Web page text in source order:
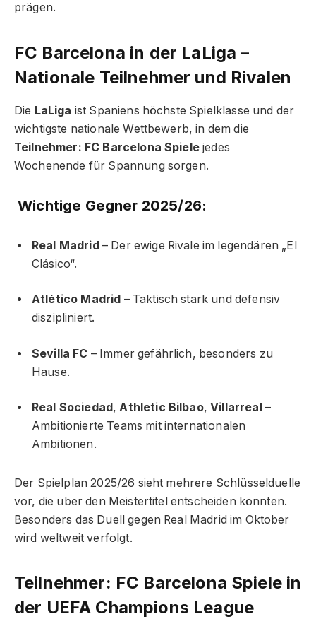
prägen.
FC Barcelona in der LaLiga –
Nationale Teilnehmer und Rivalen
Die LaLiga ist Spaniens höchste Spielklasse und der
wichtigste nationale Wettbewerb, in dem die
Teilnehmer: FC Barcelona Spielejedes
Wochenende für Spannung sorgen.
Wichtige Gegner 2025/26:
Real Madrid– Der ewige Rivale im legendären „El
Clásico“.
Atlético Madrid – Taktisch stark und defensiv
diszipliniert.
Sevilla FC – Immer gefährlich, besonders zu
Hause.
Real Sociedad ,Athletic Bilbao,Villarreal –
Ambitionierte Teams mit internationalen
Ambitionen.
Der Spielplan 2025/26 sieht mehrere Schlüsselduelle
vor, die über den Meistertitel entscheiden könnten.
Besonders das Duell gegen Real Madrid im Oktober
wird weltweit verfolgt.
Teilnehmer: FC Barcelona Spiele in
der UEFA Champions League